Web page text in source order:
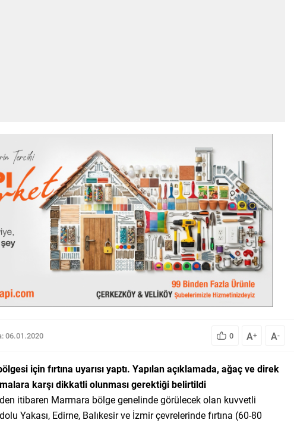
06.01.2020 0 A+ A-
için fırtına uyarısı yaptı. Yapılanaçıklamada, ağaç ve direk
karşıdikkatli olunması gerektiği belirtildi
itibaren Marmara bölge genelinde görülecek olan kuvvetli
Yakası, Edirne, Balıkesir ve İzmir çevrelerinde fırtına (60-80